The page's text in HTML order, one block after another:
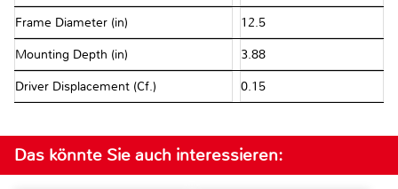
Frame Diameter (in) 12.5
Mounting Depth (in) 3.88
Driver Displacement (Cf.) 0.15
Das könnte Sie auch interessieren: